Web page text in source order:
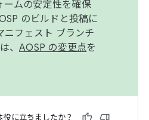
ームの安定性を確保
のビルドと投稿に
ニフェスト ブランチ
、 AOSP の変更点を
役に立ちましたか？